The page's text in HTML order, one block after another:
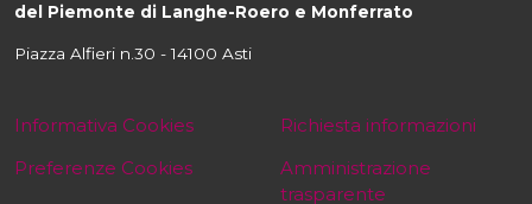
del Piemonte di Langhe-Roero e Monferrato
Piazza Alfieri n.30 - 14100 Asti
Informativa Cookies
Preferenze Cookies
Richiesta informazioni
Amministrazione
trasparente